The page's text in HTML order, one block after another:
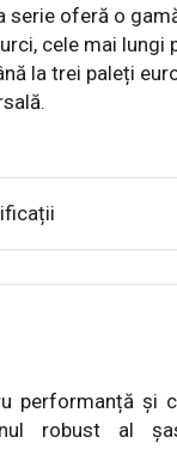
serie oferă o
cele mai lungi
la trei paleți
performanță și
robust al